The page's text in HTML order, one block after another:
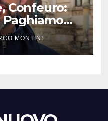
Confeuro:
Paghiamo
Ue
MONTINI